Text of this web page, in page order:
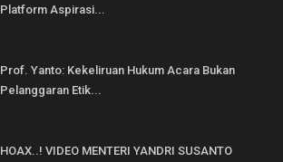
Platform Aspirasi...
Prof. Yanto: Kekeliruan Hukum Acara Bukan
Pelanggaran Etik...
HOAX..! VIDEO MENTERI YANDRI SUSANTO